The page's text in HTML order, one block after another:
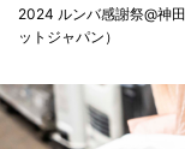
2024 ルンバ感謝祭@神
ットジャパン）